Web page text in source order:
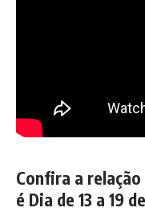
Confira a
é Dia de 13 a 19